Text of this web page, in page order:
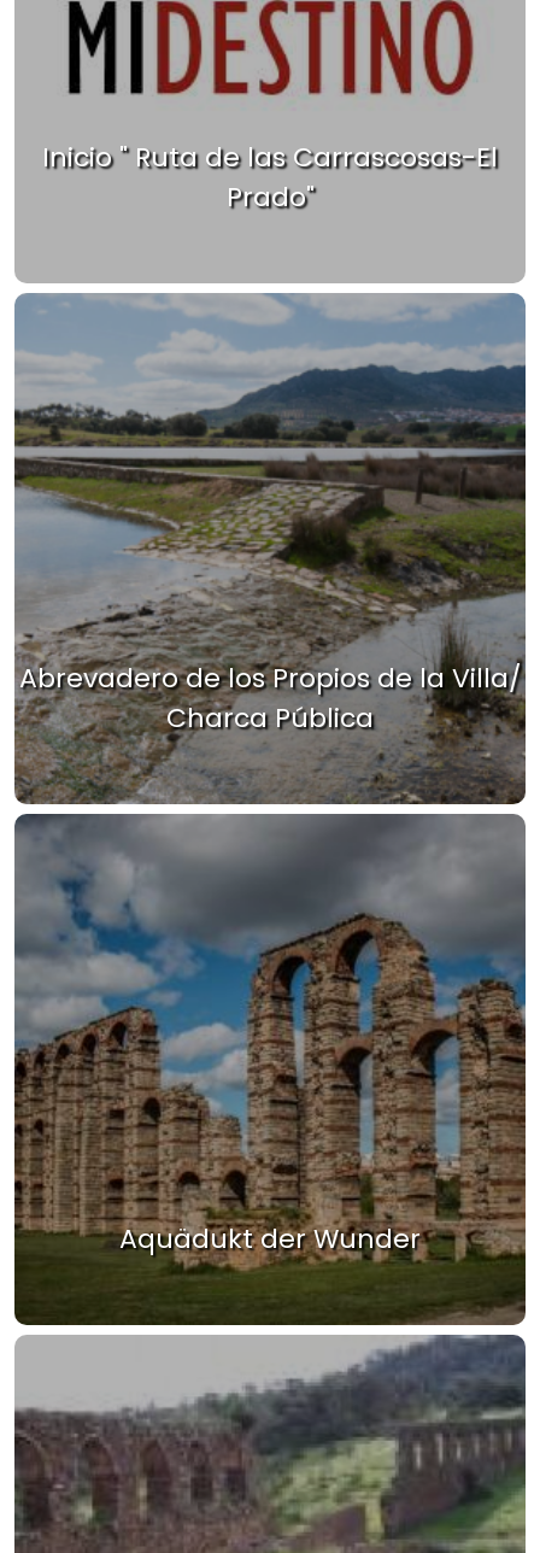
Inicio " Ruta de las Carrascosas-El
Prado"
Abrevadero de los Propios de la Villa/
Charca Pública
Aquädukt der Wunder